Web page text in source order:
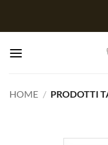
HOME / PRODOTTI